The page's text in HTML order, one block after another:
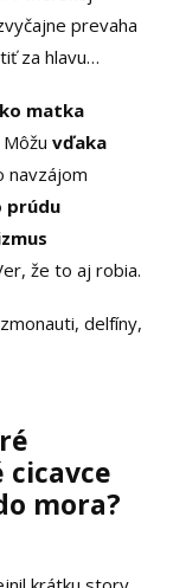
prevaha
za hlavu…
matka
Môžuvďaka
navzájom
prúdu
že to aj robia.
delfíny,
mora?